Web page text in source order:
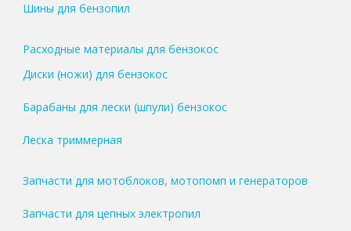
Шины для бензопил
Расходные материалы для бензокос
Диски (ножи) для бензокос
Барабаны для лески (шпули) бензокос
Леска триммерная
Запчасти для мотоблоков, мотопомп и генераторов
Запчасти для цепных электропил